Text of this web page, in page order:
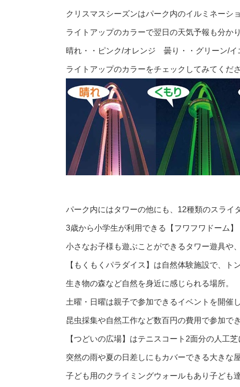
クリスマスシーズンはパーク内のイルミネーシ
ライトアップのカラーで翌日の天気予報も分かり
晴れ・・ピンク/オレンジ 曇り・・グリーン/
ライトアップのカラーをチェックしてみてくださ
パーク内にはタワーの他にも、12種類のスライ
3歳から小学生が利用できる 【フワフワドーム】
小さなお子様も遊ぶことができるタワー遊具や
【もくもくパラダイス】 は自然体験施設で、ト
生き物の森など自然を身近に感じられる場所。
土曜・日曜は親子で参加できるイベントを開催し
昆虫採集や自然工作など数百円の費用で参加でき
【つどいの広場】 はテニスコート2面分の人工芝
突然の雨や夏の日差しにもカバーできる大きな
子ども用のクライミングウォールもあり子ども達